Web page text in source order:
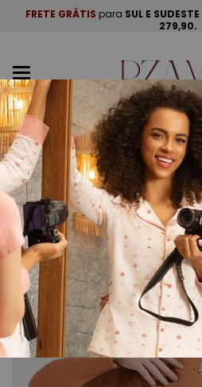
FRETE GRÁTIS para SUL E SUDESTE
279,90.
navegação
INÍCIO COLEÇÕES